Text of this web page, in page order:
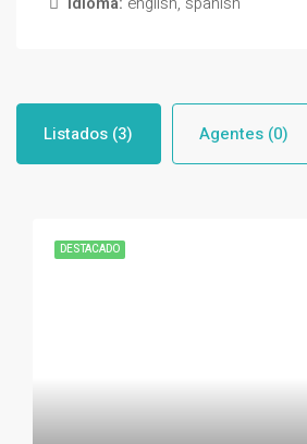
Listados (3) Agentes (0)
DESTACADO